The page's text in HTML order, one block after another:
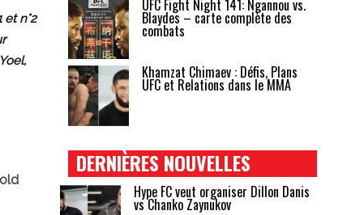
n°2
UFC Fight Night 141: Ngannou vs.
Blaydes – carte complète des
combats
Khamzat Chimaev : Défis, Plans
UFC et Relations dans le MMA
DERNIÈRES NOUVELLES
Hype FC veut organiser Dillon Danis
vs Chanko Zaynukov